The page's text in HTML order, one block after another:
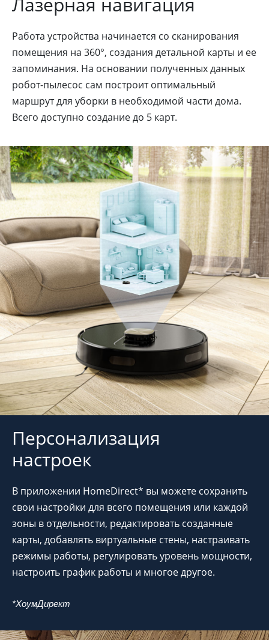
Работа устройства начинается со сканирования
помещения на 360°, создания детальной карты и ее
запоминания. На основании полученных данных
робот-пылесос сам построит оптимальный
маршрут для уборки в необходимой части дома.
Всего доступно создание до 5 карт.
Персонализация
настроек
В приложении HomeDirect* вы можете сохранить
свои настройки для всего помещения или каждой
зоны в отдельности, редактировать созданные
карты, добавлять виртуальные стены, настраивать
режимы работы, регулировать уровень мощности,
настроить график работы и многое другое.
*ХоумДирект